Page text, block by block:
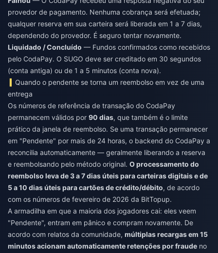
provedor de pagamento. Nenhuma cobrança será efetuada;
qualquer reserva em sua carteira será liberada em 1 a 7 dias,
dependendo do provedor. É seguro tentar novamente.
Liquidado / Concluído — Fundos confirmados como recebidos
pelo CodaPay. O SUGO deve ser creditado em 30 segundos
(conta antiga) ou de 1 a 5 minutos (conta nova).
Quando o pendente se torna um reembolso em vez de uma
entrega
Os números de referência de transação do CodaPay
permanecem válidos por 90 dias, que também é o limite
prático da janela de reembolso. Se uma transação permanecer
em "Pendente" por mais de 24 horas, o backend do CodaPay a
reconcilia automaticamente — geralmente liberando a reserva
e reembolsando pelo método original. O processamento do
reembolso leva de 3 a 7 dias úteis para carteiras digitais e de
5 a 10 dias úteis para cartões de crédito/débito, de acordo
com os números de fevereiro de 2026 da BitTopup.
A armadilha em que a maioria dos jogadores cai: eles veem
"Pendente", entram em pânico e compram novamente. De
acordo com relatos da comunidade, múltiplas recargas em 15
minutos acionam automaticamente retenções por fraude no